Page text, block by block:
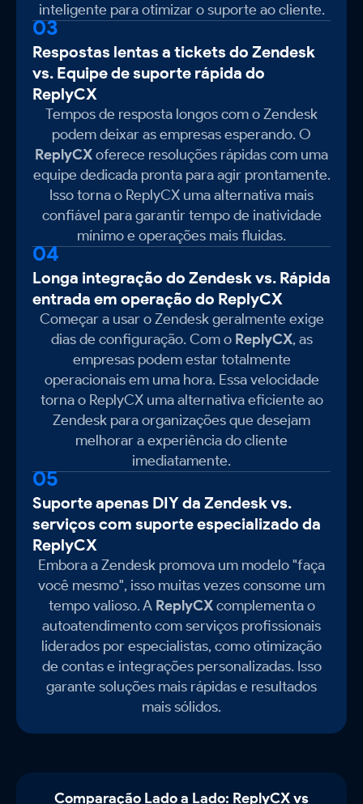
inteligente para otimizar o suporte ao cliente.
03
Respostas lentas a tickets do Zendesk
vs. Equipe de suporte rápida do
ReplyCX
Tempos de resposta longos com o Zendesk
podem deixar as empresas esperando. O
ReplyCXoferece resoluções rápidas com uma
equipe dedicada pronta para agir prontamente.
Isso torna o ReplyCX uma alternativa mais
confiável para garantir tempo de inatividade
mínimo e operações mais fluidas.
04
Longa integração do Zendesk vs. Rápida
entrada em operação do ReplyCX
Começar a usar o Zendesk geralmente exige
dias de configuração. Com o ReplyCX, as
empresas podem estar totalmente
operacionais em uma hora. Essa velocidade
torna o ReplyCX uma alternativa eficiente ao
Zendesk para organizações que desejam
melhorar a experiência do cliente
imediatamente.
05
Suporte apenas DIY da Zendesk vs.
serviços com suporte especializado da
ReplyCX
Embora a Zendesk promova um modelo "faça
você mesmo", isso muitas vezes consome um
tempo valioso. A ReplyCXcomplementa o
autoatendimento com serviços profissionais
liderados por especialistas, como otimização
de contas e integrações personalizadas. Isso
garante soluções mais rápidas e resultados
mais sólidos.
Comparação Lado a Lado: ReplyCX vs